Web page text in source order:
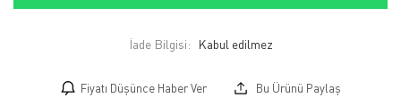
İade Bilgisi:
Fiyatı Düşünce Haber Ver Bu Ürünü Paylaş